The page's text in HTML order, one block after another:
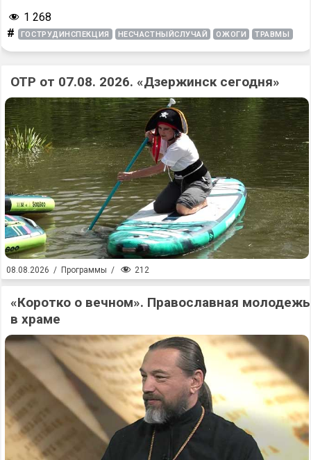
1 268
# ГОСТРУДИНСПЕКЦИЯ НЕСЧАСТНЫЙСЛУЧАЙ ОЖОГИ ТРАВМЫ
ОТР от 07.08. 2026. «Дзержинск сегодня»
08.08.2026 / Программы / 212
«Коротко о вечном». Православная молодежь
в храме